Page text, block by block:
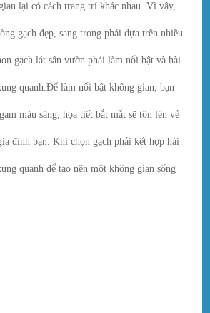
lại có cách trang trí khác nhau. Vì vậy,
gạch đẹp, sang trọng phải dựa trên nhiều
gạch lát sân vườn phải làm nổi bật và hài
quanh.Để làm nổi bật không gian, bạn
màu sáng, họa tiết bắt mắt sẽ tôn lên vẻ
đình bạn. Khi chọn gạch phải kết hợp hài
quanh để tạo nên một không gian sống